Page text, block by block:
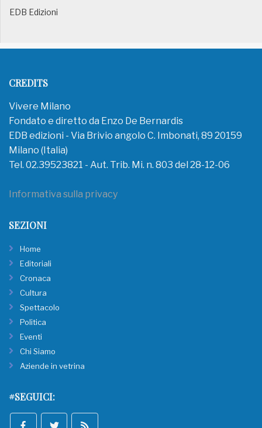
EDB Edizioni
CREDITS
Vivere Milano
Fondato e diretto da Enzo De Bernardis
EDB edizioni - Via Brivio angolo C. Imbonati, 89 20159
Milano (Italia)
Tel. 02.39523821 - Aut. Trib. Mi. n. 803 del 28-12-06
Informativa sulla privacy
SEZIONI
Home
Editoriali
Cronaca
Cultura
Spettacolo
Politica
Eventi
Chi Siamo
Aziende in vetrina
#SEGUICI: